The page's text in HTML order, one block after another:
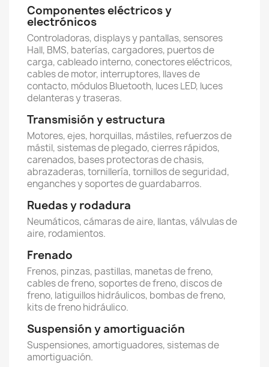
Componentes eléctricos y
electrónicos
Controladoras, displays y pantallas, sensores
Hall, BMS, baterías, cargadores, puertos de
carga, cableado interno, conectores eléctricos,
cables de motor, interruptores, llaves de
contacto, módulos Bluetooth, luces LED, luces
delanteras y traseras.
Transmisión y estructura
Motores, ejes, horquillas, mástiles, refuerzos de
mástil, sistemas de plegado, cierres rápidos,
carenados, bases protectoras de chasis,
abrazaderas, tornillería, tornillos de seguridad,
enganches y soportes de guardabarros.
Ruedas y rodadura
Neumáticos, cámaras de aire, llantas, válvulas de
aire, rodamientos.
Frenado
Frenos, pinzas, pastillas, manetas de freno,
cables de freno, soportes de freno, discos de
freno, latiguillos hidráulicos, bombas de freno,
kits de freno hidráulico.
Suspensión y amortiguación
Suspensiones, amortiguadores, sistemas de
amortiguación.